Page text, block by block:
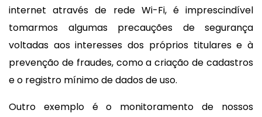
internet através de rede Wi-Fi, é imprescindível
tomarmos algumas precauções de segurança
voltadas aos interesses dos próprios titulares e à
prevenção de fraudes, como a criação de cadastros
e o registro mínimo de dados de uso.
Outro exemplo é o monitoramento de nossos